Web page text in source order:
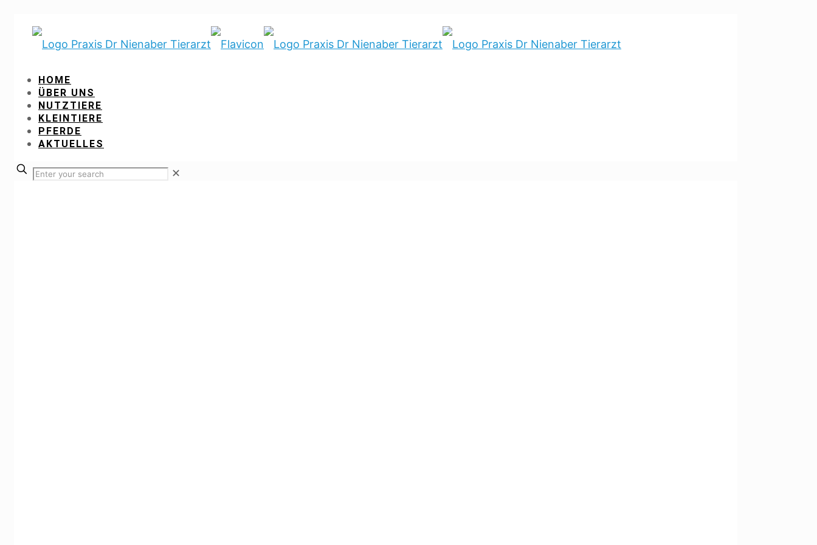
HOME
ÜBER UNS
NUTZTIERE
KLEINTIERE
PFERDE
AKTUELLES
✕